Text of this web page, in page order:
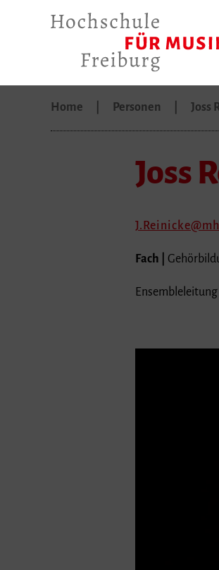
Home Personen Joss
Joss
J.Reinicke
Fach |